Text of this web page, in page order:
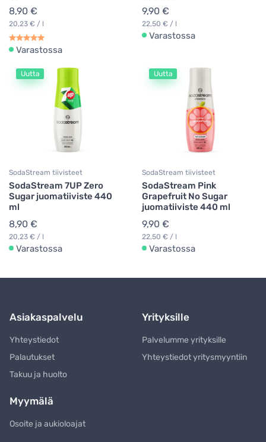
8,90 €
20,23 € / l
Varastossa
9,90 €
22,50 € / l
Varastossa
Uutta
SodaStream tiivisteet
SodaStream 7UP Zero
Sugar juomatiiviste 440
ml
8,90 €
20,23 € / l
Varastossa
Uutta
SodaStream tiivisteet
SodaStream Pink
Grapefruit No Sugar
juomatiiviste 440 ml
9,90 €
22,50 € / l
Varastossa
Asiakaspalvelu
Yhteystiedot
Palautukset
Takuu ja huolto
Yrityksille
Palvelumme yrityksille
Yhteystiedot yritysmyyntiin
Myymälä
Osoite ja aukioloajat